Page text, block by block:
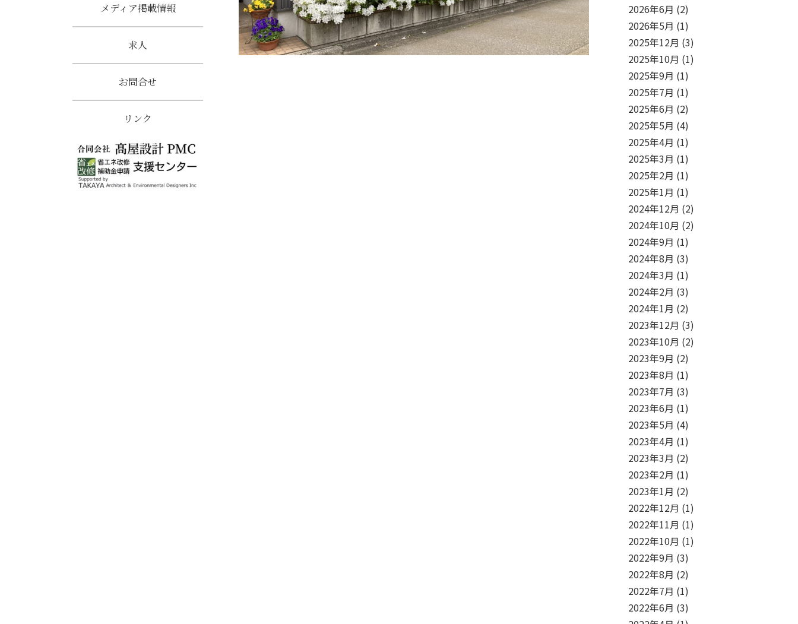
2026年6月 (2)
2026年5月 (1)
2025年12月 (3)
2025年10月 (1)
2025年9月 (1)
2025年7月 (1)
2025年6月 (2)
2025年5月 (4)
2025年4月 (1)
2025年3月 (1)
2025年2月 (1)
2025年1月 (1)
2024年12月 (2)
2024年10月 (2)
2024年9月 (1)
2024年8月 (3)
2024年3月 (1)
2024年2月 (3)
2024年1月 (2)
2023年12月 (3)
2023年10月 (2)
2023年9月 (2)
2023年8月 (1)
2023年7月 (3)
2023年6月 (1)
2023年5月 (4)
2023年4月 (1)
2023年3月 (2)
2023年2月 (1)
2023年1月 (2)
2022年12月 (1)
2022年11月 (1)
2022年10月 (1)
2022年9月 (3)
2022年8月 (2)
2022年7月 (1)
2022年6月 (3)
メディア掲載情報
求人
お問合せ
リンク